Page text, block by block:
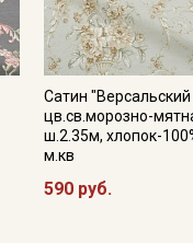
Сатин "Версальский
цв.св.морозно-
ш.2.35м, хлопок-
м.кв
590 руб.
промокоды и скидки
категории
почта